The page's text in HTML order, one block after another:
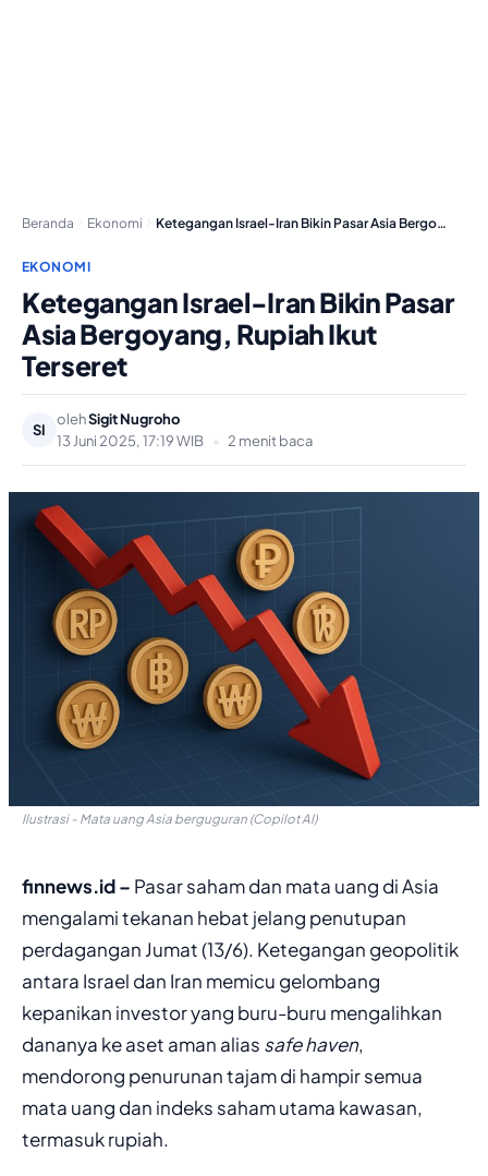
Beranda Ekonomi Ketegangan Israel-Iran Bikin Pasar Asia Bergoyang, Rupiah Ikut…
EKONOMI
Ketegangan Israel-Iran Bikin Pasar
Asia Bergoyang, Rupiah Ikut
Terseret
SI
olehSigit Nugroho
13 Juni 2025, 17:19 WIB
• 2 menit baca
Ilustrasi - Mata uang Asia berguguran (Copilot AI)
finnews.id – Pasar saham dan mata uang di Asia
mengalami tekanan hebat jelang penutupan
perdagangan Jumat (13/6). Ketegangan geopolitik
antara Israel dan Iran memicu gelombang
kepanikan investor yang buru-buru mengalihkan
dananya ke aset aman alias safe haven,
mendorong penurunan tajam di hampir semua
mata uang dan indeks saham utama kawasan,
termasuk rupiah.